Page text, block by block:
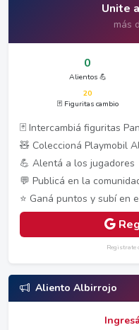
Unite
más
0
Alientos 💪
20
🃏 Figuritas cambio
🃏 Intercambiá figuritas
🧸 Coleccioná Playmobil
💪 Alentá a los jugadores
💬 Publicá en la
⭐ Ganá puntos y subí en
Registrate
Aliento Albirrojo
Ingresá